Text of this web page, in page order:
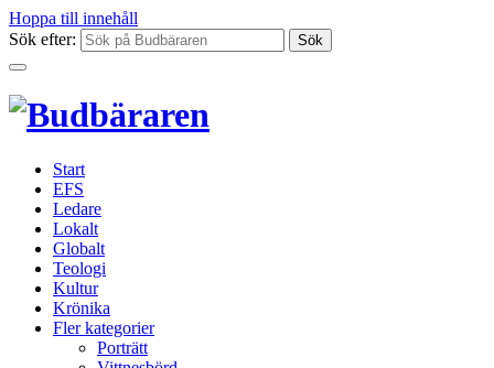
Hoppa till innehåll
Sök efter:
Start
EFS
Ledare
Lokalt
Globalt
Teologi
Kultur
Krönika
Fler kategorier
Porträtt